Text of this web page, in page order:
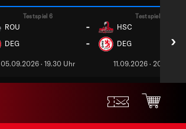
Testspiel 6
ROU -
DEG -
05.09.2026 · 19.30 Uhr
Testspiel 7
HSC
DEG
11.09.2026 · 20.00 Uhr
›